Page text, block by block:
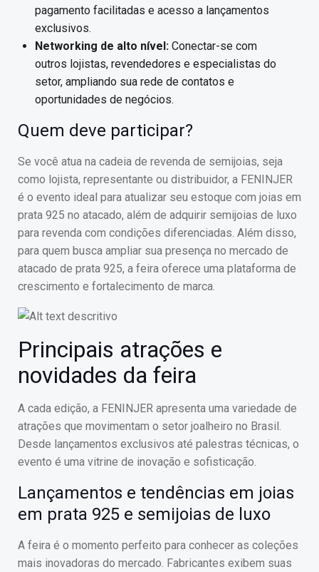
pagamento facilitadas e acesso a lançamentos
exclusivos.
Networking de alto nível: Conectar-se com
outros lojistas, revendedores e especialistas do
setor, ampliando sua rede de contatos e
oportunidades de negócios.
Quem deve participar?
Se você atua na cadeia de revenda de semijoias, seja
como lojista, representante ou distribuidor, a FENINJER
é o evento ideal para atualizar seu estoque com joias em
prata 925 no atacado, além de adquirir semijoias de luxo
para revenda com condições diferenciadas. Além disso,
para quem busca ampliar sua presença no mercado de
atacado de prata 925, a feira oferece uma plataforma de
crescimento e fortalecimento de marca.
Principais atrações e
novidades da feira
A cada edição, a FENINJER apresenta uma variedade de
atrações que movimentam o setor joalheiro no Brasil.
Desde lançamentos exclusivos até palestras técnicas, o
evento é uma vitrine de inovação e sofisticação.
Lançamentos e tendências em joias
em prata 925 e semijoias de luxo
A feira é o momento perfeito para conhecer as coleções
mais inovadoras do mercado. Fabricantes exibem suas